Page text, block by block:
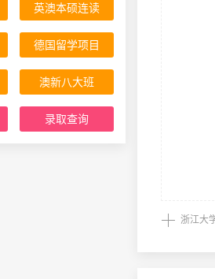
英澳本硕连读
德国留学项目
澳新八大班
录取查询
浙江大